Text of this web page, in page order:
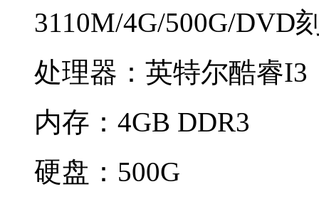
3110M/4G/500G/DVD
处理器：英特尔酷睿I3
内存：4GB DDR3
硬盘：500G